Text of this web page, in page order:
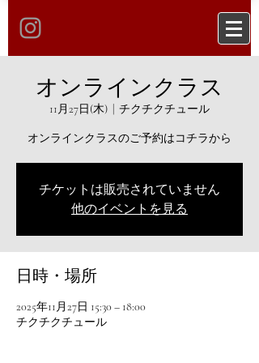
オンラインクラス
11月27日(木) チクチクチュール
オンラインクラスのご予約はコチラから
チケットは販売されていません
他のイベントを見る
日時・場所
2025年11月27日 15:30 – 18:00
チクチクチュール